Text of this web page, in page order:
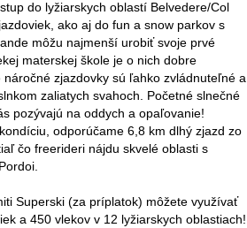
do lyžiarskych oblastí Belvedere/Col
ako aj do fun a snow parkov s
môžu najmenší urobiť svoje prvé
materskej škole je o nich dobre
zjazdovky sú ľahko zvládnuteľné a
zaliatych svahoch. Početné slnečné
pozývajú na oddych a opaľovanie!
odporúčame 6,8 km dlhý zjazd zo
čo freerideri nájdu skvelé oblasti s
Superski (za príplatok) môžete využívať
a 450 vlekov v 12 lyžiarskych oblastiach!